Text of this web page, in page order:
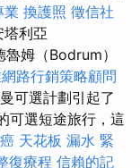
業 換護照 徵信社
塔利亞
姆（Bodrum）
路行銷策略顧問
可選計劃引起了
可選短途旅行，這
天花板 漏水 緊
復療程 信賴的記